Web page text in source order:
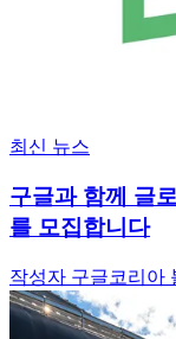
최신 뉴스
구글과 함께 글
를 모집합니다
작성자 구글코리아